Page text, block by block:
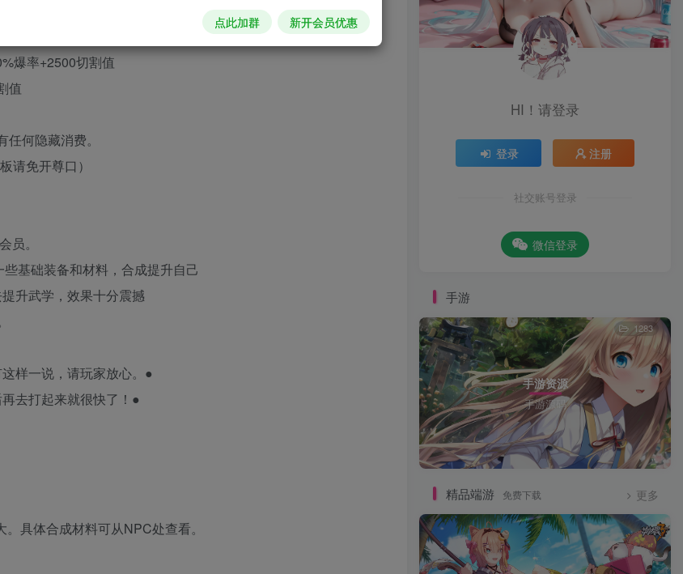
元宝+2500切割值
爆率+2500切割值
值
何隐藏消费。
请免开尊口）
员。
基础装备和材料，合成提升自己
升武学，效果十分震撼
样一说，请玩家放心。●
去打起来就很快了！●
具体合成材料可从NPC处查看。
HI！请登录
登录 注册
社交账号登录
微信登录
手游
手游资源
手游源码
1283
精品端游 免费下载 更多
点此加群 新开会员优惠